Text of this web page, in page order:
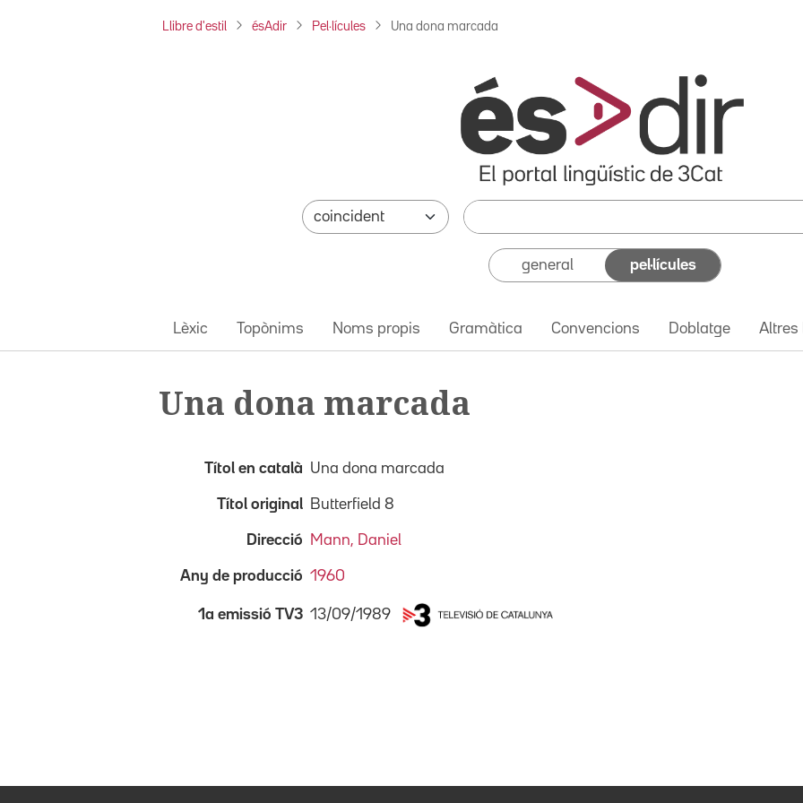
Llibre d'estil ésAdir Pel·lícules Una dona marcada
general pel·lícules
Lèxic Topònims Noms propis Gramàtica Convencions Doblatge Altres
Una dona marcada
Títol en català Una dona marcada
Títol original Butterfield 8
Direcció Mann, Daniel
Any de producció 1960
1a emissió TV3 13/09/1989